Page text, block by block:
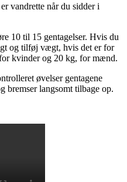
vandrette når du sidder i
10 til 15 gentagelser. Hvis du
og tilføj vægt, hvis det er for
kvinder og 20 kg, for mænd.
øvelser gentagene
bremser langsomt tilbage op.